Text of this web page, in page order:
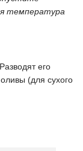
температура
его
(для сухого